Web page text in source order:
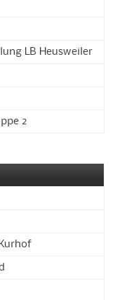
LB Heusweiler
2